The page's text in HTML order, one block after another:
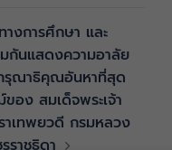
งการศึกษา และ
กันแสดงความอาลัย
รุณาธิคุณอันหาที่สุด
ของ สมเด็จพระเจ้า
าเทพยวดี กรมหลวง
ราชธิดา